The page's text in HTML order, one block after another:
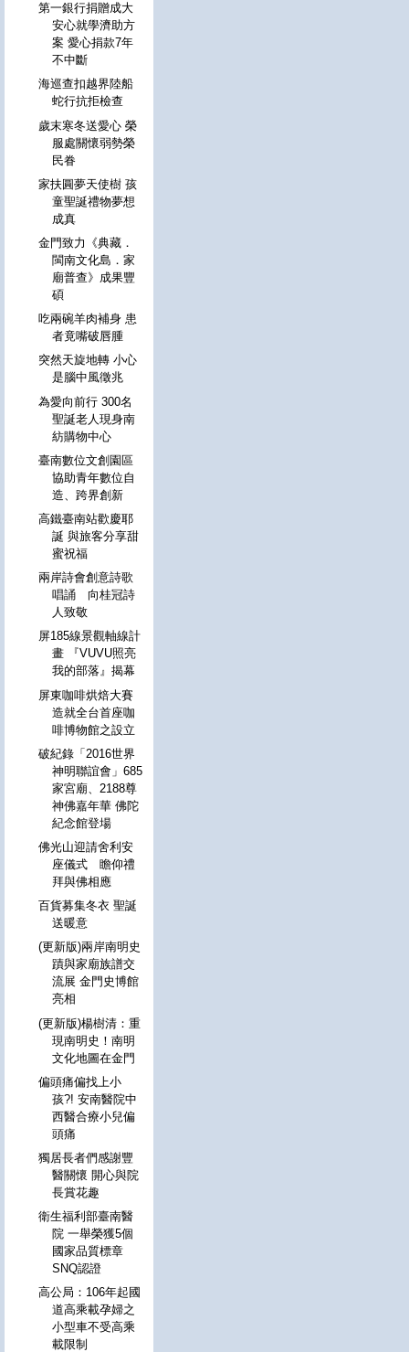
第一銀行捐贈成大
安心就學濟助方
案 愛心捐款7年
不中斷
海巡查扣越界陸船
蛇行抗拒檢查
歲末寒冬送愛心 榮
服處關懷弱勢榮
民眷
家扶圓夢天使樹 孩
童聖誕禮物夢想
成真
金門致力《典藏．
閩南文化島．家
廟普查》成果豐
碩
吃兩碗羊肉補身 患
者竟嘴破唇腫
突然天旋地轉 小心
是腦中風徵兆
為愛向前行 300名
聖誕老人現身南
紡購物中心
臺南數位文創園區
協助青年數位自
造、跨界創新
高鐵臺南站歡慶耶
誕 與旅客分享甜
蜜祝福
兩岸詩會創意詩歌
唱誦 向桂冠詩
人致敬
屏185線景觀軸線計
畫 『VUVU照亮
我的部落』揭幕
屏東咖啡烘焙大賽
造就全台首座咖
啡博物館之設立
破紀錄「2016世界
神明聯誼會」685
家宮廟、2188尊
神佛嘉年華 佛陀
紀念館登場
佛光山迎請舍利安
座儀式 瞻仰禮
拜與佛相應
百貨募集冬衣 聖誕
送暖意
(更新版)兩岸南明史
蹟與家廟族譜交
流展 金門史博館
亮相
(更新版)楊樹清：重
現南明史！南明
文化地圖在金門
偏頭痛偏找上小
孩?! 安南醫院中
西醫合療小兒偏
頭痛
獨居長者們感謝豐
醫關懷 開心與院
長賞花趣
衛生福利部臺南醫
院 一舉榮獲5個
國家品質標章
SNQ認證
高公局：106年起國
道高乘載孕婦之
小型車不受高乘
載限制